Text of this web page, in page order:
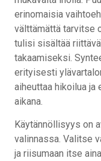
erinomaisia
välttämättä tarvitse
tulisi sisältää
takaamiseksi.
erityisesti
aiheuttaa hikoilua ja
aikana.
Käytännöllisyys on
valinnassa. Valitse
ja riisumaan itse